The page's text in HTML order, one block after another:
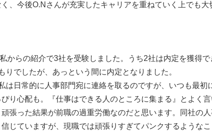
、今後O.Nさんが充実したキャリアを重ねていく上でも
からの紹介で3社を受験しました。うち2社は内定を獲得
でしたが、あっという間に内定となりました。
日常的に人事部門宛に連絡を取るのですが、いつも最初
り心配も。『仕事はできる人のところに集まる』とよく
張った結果が前職の過重労働なのだと思います。同社の
じていますが、現職では頑張りすぎてパンクするような